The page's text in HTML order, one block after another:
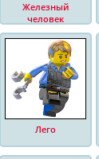
Железный
человек
Лего